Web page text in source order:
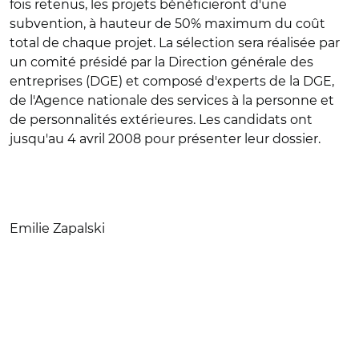
fois retenus, les projets bénéficieront d'une
subvention, à hauteur de 50% maximum du coût
total de chaque projet. La sélection sera réalisée par
un comité présidé par la Direction générale des
entreprises (DGE) et composé d'experts de la DGE,
de l'Agence nationale des services à la personne et
de personnalités extérieures. Les candidats ont
jusqu'au 4 avril 2008 pour présenter leur dossier.
Emilie Zapalski